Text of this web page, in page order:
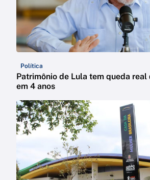
Política
Patrimônio de Lula tem queda real
em 4 anos